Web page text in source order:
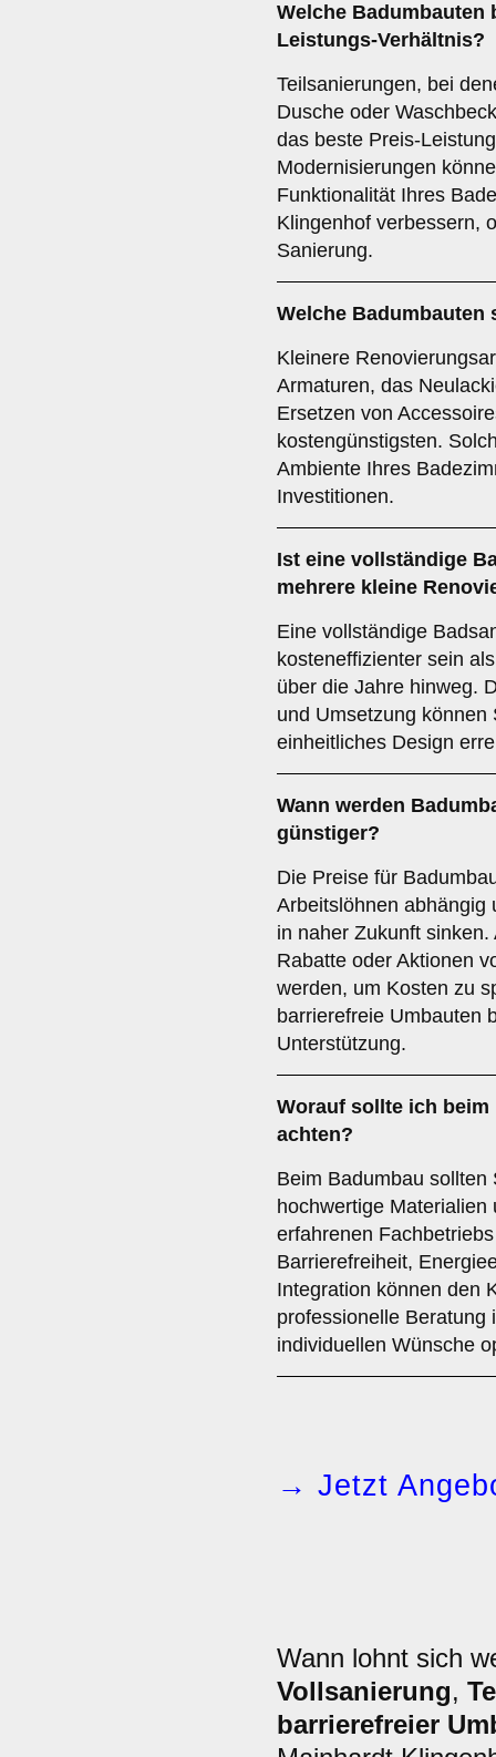
Welche Badumbauten
Leistungs-Verhältnis?
Teilsanierungen, bei
Dusche oder
das beste Preis-
Modernisierungen
Funktionalität Ihres
Klingenhof verbessern,
Sanierung.
Welche
Kleinere
Armaturen, das
Ersetzen von
kostengünstigsten.
Ambiente Ihres
Investitionen.
Ist eine vollständige
mehrere kleine
Eine vollständige
kosteneffizienter sein
über die Jahre hinweg.
und Umsetzung können
einheitliches Design
Wann werden
günstiger?
Die Preise für
Arbeitslöhnen abhängig
in naher Zukunft
Rabatte oder Aktionen
werden, um Kosten zu
barrierefreie Umbauten
Unterstützung.
Worauf sollte ich
achten?
Beim Badumbau
hochwertige
erfahrenen
Barrierefreiheit,
Integration können den
professionelle Beratung
individuellen Wünsche
→ Jetzt
Wann lohnt sich
Vollsanierung,
barrierefreier